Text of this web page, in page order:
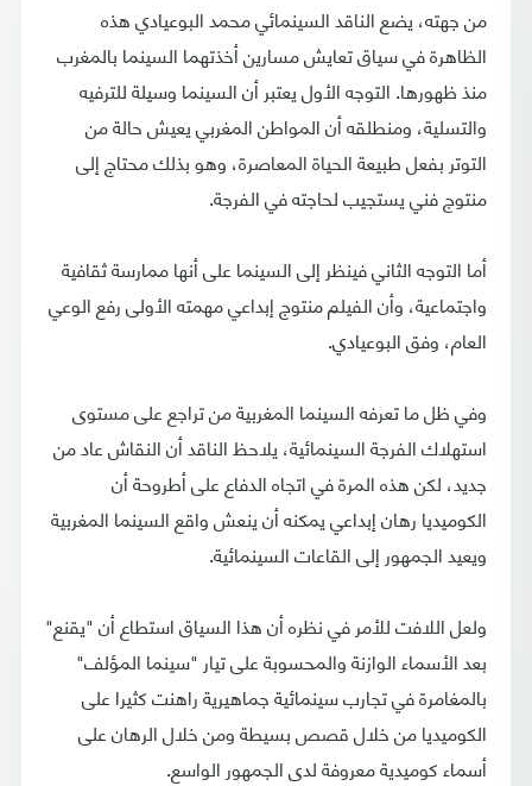
من جهته، يضع الناقد السينمائي محمد البوعيادي هذه
الظاهرة في سياق تعايش مسارين أخذتهما السينما بالمغرب
منذ ظهورها. التوجه الأول يعتبر أن السينما وسيلة للترفيه
والتسلية، ومنطلقه أن المواطن المغربي يعيش حالة من
التوتر بفعل طبيعة الحياة المعاصرة، وهو بذلك محتاج إلى
منتوج فني يستجيب لحاجته في الفرجة.
أما التوجه الثاني فينظر إلى السينما على أنها ممارسة ثقافية
واجتماعية، وأن الفيلم منتوج إبداعي مهمته الأولى رفع الوعي
العام، وفق البوعيادي.
وفي ظل ما تعرفه السينما المغربية من تراجع على مستوى
استهلاك الفرجة السينمائية، يلاحظ الناقد أن النقاش عاد من
جديد، لكن هذه المرة في اتجاه الدفاع على أطروحة أن
الكوميديا رهان إبداعي يمكنه أن ينعش واقع السينما المغربية
ويعيد الجمهور إلى القاعات السينمائية.
ولعل اللافت للأمر في نظره أن هذا السياق استطاع أن "يقنع"
بعد الأسماء الوازنة والمحسوبة على تيار "سينما المؤلف"
بالمغامرة في تجارب سينمائية جماهيرية راهنت كثيرا على
الكوميديا من خلال قصص بسيطة ومن خلال الرهان على
أسماء كوميدية معروفة لدى الجمهور الواسع.